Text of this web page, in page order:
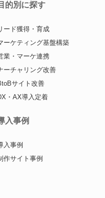
的別に探す
ード獲得・育成
ーケティング基盤構築
業・マーケ連携
ーチャリング改善
サイト改善
・AX導入定着
入事例
入事例
作サイト事例